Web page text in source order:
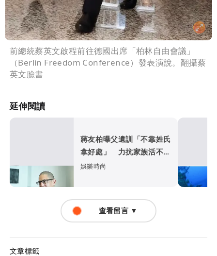
前總統蔡英文啟程前往德國出席「柏林自由會議」
（Berlin Freedom Conference）發表演說。翻攝蔡
英文臉書
延伸閱讀
蔣友柏曝父遺訓「不靠姓氏
拿好處」 力抗家族活不過
50歲魔咒
娛樂時尚
查看留言 ▼
文章標籤